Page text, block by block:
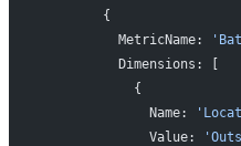
        {
          MetricName:
          Dimensions: [
            {
              Name:
              Value: